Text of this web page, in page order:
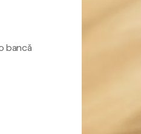
bancă